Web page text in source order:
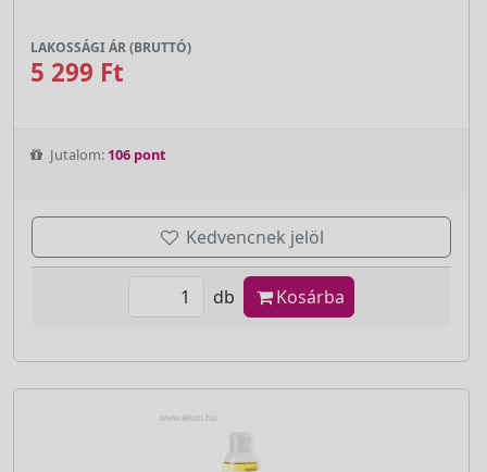
LAKOSSÁGI ÁR (BRUTTÓ)
5 299 Ft
Jutalom: 106 pont
Kedvencnek jelöl
db Kosárba